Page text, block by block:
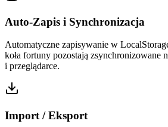
Auto-Zapis i Synchronizacja
Automatyczne zapisywanie w
koła fortuny pozostają zsynchronizowane
i przeglądarce.
Import / Eksport